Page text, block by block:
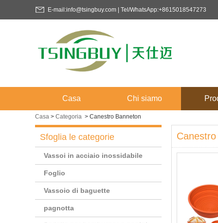
E-mail:info@tsingbuy.com | Tel/WhatsApp:+8615018547273
Casa Chi siamo
Casa > Categoria > Canestro Banneton
Sfoglia le categorie
Vassoi in acciaio inossidabile
Foglio
Vassoio di baguette
pagnotta